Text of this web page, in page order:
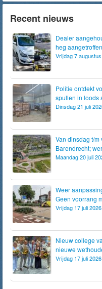
Recent nieuws
Dealer
heg
Vrijdag 7
Politie ontdekt
spullen in loods
Dinsdag 21 juli
Van dinsdag t/
Barendrecht;
Maandag 20 juli
Weer
Geen voorrang
Vrijdag 17 juli 2026
Nieuw college
nieuwe
Vrijdag 17 juli 2026